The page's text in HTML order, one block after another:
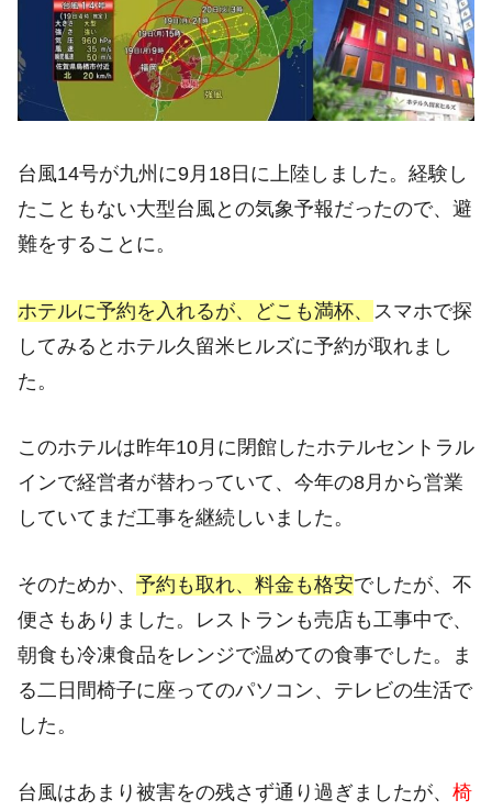
台風14号が九州に9月18日に上陸しました。経験し
たこともない大型台風との気象予報だったので、避
難をすることに。
ホテルに予約を入れるが、どこも満杯、
スマホで探
してみるとホテル久留米ヒルズに予約が取れまし
た。
このホテルは昨年10月に閉館したホテルセントラル
インで経営者が替わっていて、今年の8月から営業
していてまだ工事を継続しいました。
そのためか、 予約も取れ、料金も格安でしたが、不
便さもありました。レストランも売店も工事中で、
朝食も冷凍食品をレンジで温めての食事でした。ま
る二日間椅子に座ってのパソコン、テレビの生活で
した。
台風はあまり被害をの残さず通り過ぎましたが、 椅